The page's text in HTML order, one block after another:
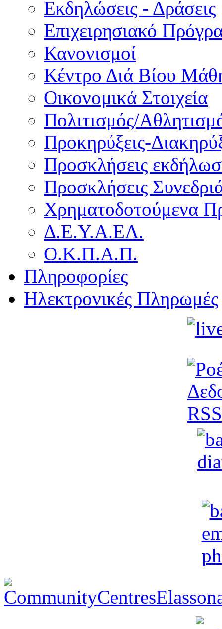
Εκδηλώσεις - Δράσεις
Επιχειρησιακό
Κανονισμοί
Κέντρο Διά Βίου
Οικονομικά Στοιχεία
Πολιτισμός/
Προκηρύξεις-
Προσκλήσεις
Προσκλήσεις
Χρηματοδοτούμενα
Δ.Ε.Υ.Α.ΕΛ.
Ο.Κ.Π.Α.Π.
Πληροφορίες
Ηλεκτρονικές Πληρωμές